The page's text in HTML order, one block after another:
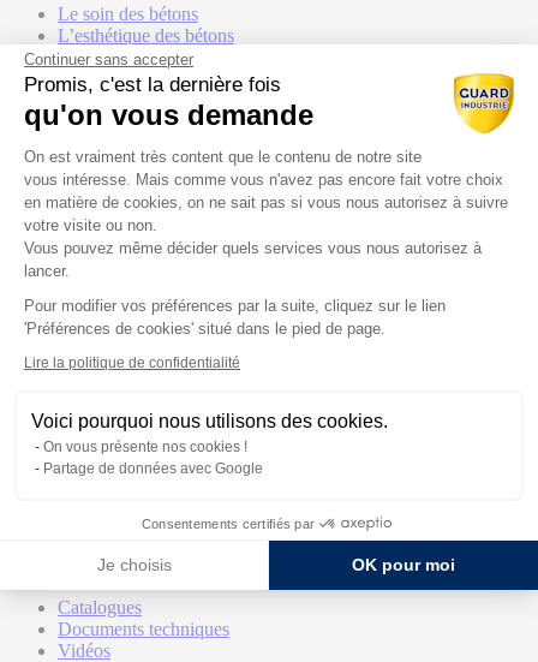
Le soin des bétons
L’esthétique des bétons
Industriels
Retours aux Univers
Accueil
Produits
Ressources
Contact commercial
Tous les produits
Par gammes
Traitement du béton
Catalogues
Documents techniques
Vidéos
Continuer sans accepter
Promis, c'est la dernière fois
qu'on vous demande
Plateforme de Gestion du
On est vraiment très content que le contenu de notre site
vous intéresse. Mais comme vous n'avez pas encore fait votre choix
en matière de cookies, on ne sait pas si vous nous autorisez à suivre
votre visite ou non.
Vous pouvez même décider quels services vous nous autorisez à
lancer.
Pour modifier vos préférences par la suite, cliquez sur le lien
'Préférences de cookies' situé dans le pied de page.
Lire la politique de confidentialité
Voici pourquoi nous utilisons des cookies.
On vous présente nos cookies !
Partage de données avec Google
Consentements certifiés par
Je choisis OK pour moi
Axeptio consent